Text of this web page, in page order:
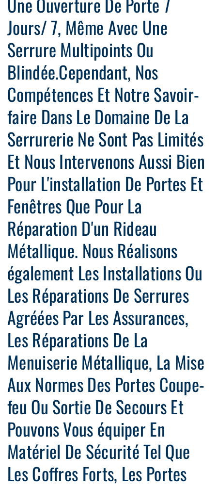
Jours/ 7, Même Avec Une
Serrure Multipoints Ou
Blindée.Cependant, Nos
Compétences Et Notre Savoir-
faire Dans Le Domaine De La
Serrurerie Ne Sont Pas Limités
Et Nous Intervenons Aussi Bien
Pour L'installation De Portes Et
Fenêtres Que Pour La
Réparation D'un Rideau
Métallique. Nous Réalisons
également Les Installations Ou
Les Réparations De Serrures
Agréées Par Les Assurances,
Les Réparations De La
Menuiserie Métallique, La Mise
Aux Normes Des Portes Coupe-
feu Ou Sortie De Secours Et
Pouvons Vous équiper En
Matériel De Sécurité Tel Que
Les Coffres Forts, Les Portes